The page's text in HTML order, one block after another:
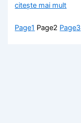
citește mai mult
Page1 Page2 Page3